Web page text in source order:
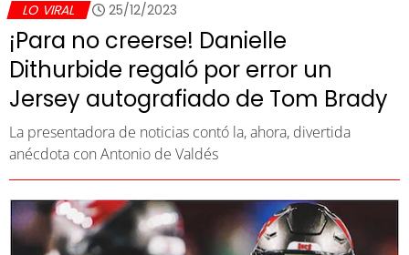
LO VIRAL 25/12/2023
¡Para no creerse! Danielle
Dithurbide regaló por error un
Jersey autografiado de Tom Brady
La presentadora de noticias contó la, ahora, divertida
anécdota con Antonio de Valdés